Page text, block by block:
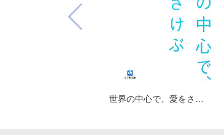
世界の中心で、愛をさ…